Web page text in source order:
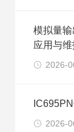
模拟量
应用与维
2026-
2026-